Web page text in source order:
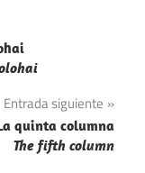
Entrada siguiente
quinta columna
The fifth column